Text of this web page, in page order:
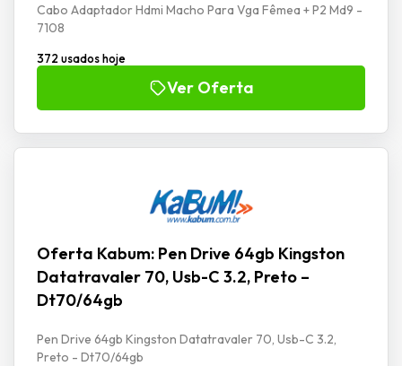
Cabo Adaptador Hdmi Macho Para Vga Fêmea + P2 Md9 -
7108
372 usados hoje
Ver Oferta
Oferta Kabum: Pen Drive 64gb Kingston
Datatravaler 70, Usb-C 3.2, Preto –
Dt70/64gb
Pen Drive 64gb Kingston Datatravaler 70, Usb-C 3.2,
Preto - Dt70/64gb